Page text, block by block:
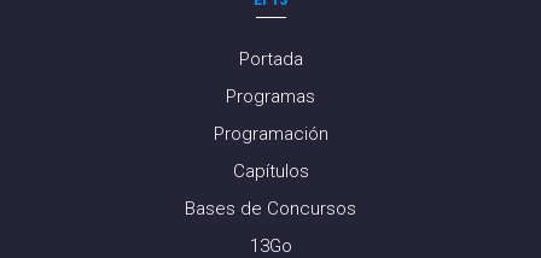
Portada
Programas
Programación
Capítulos
Bases de Concursos
13Go